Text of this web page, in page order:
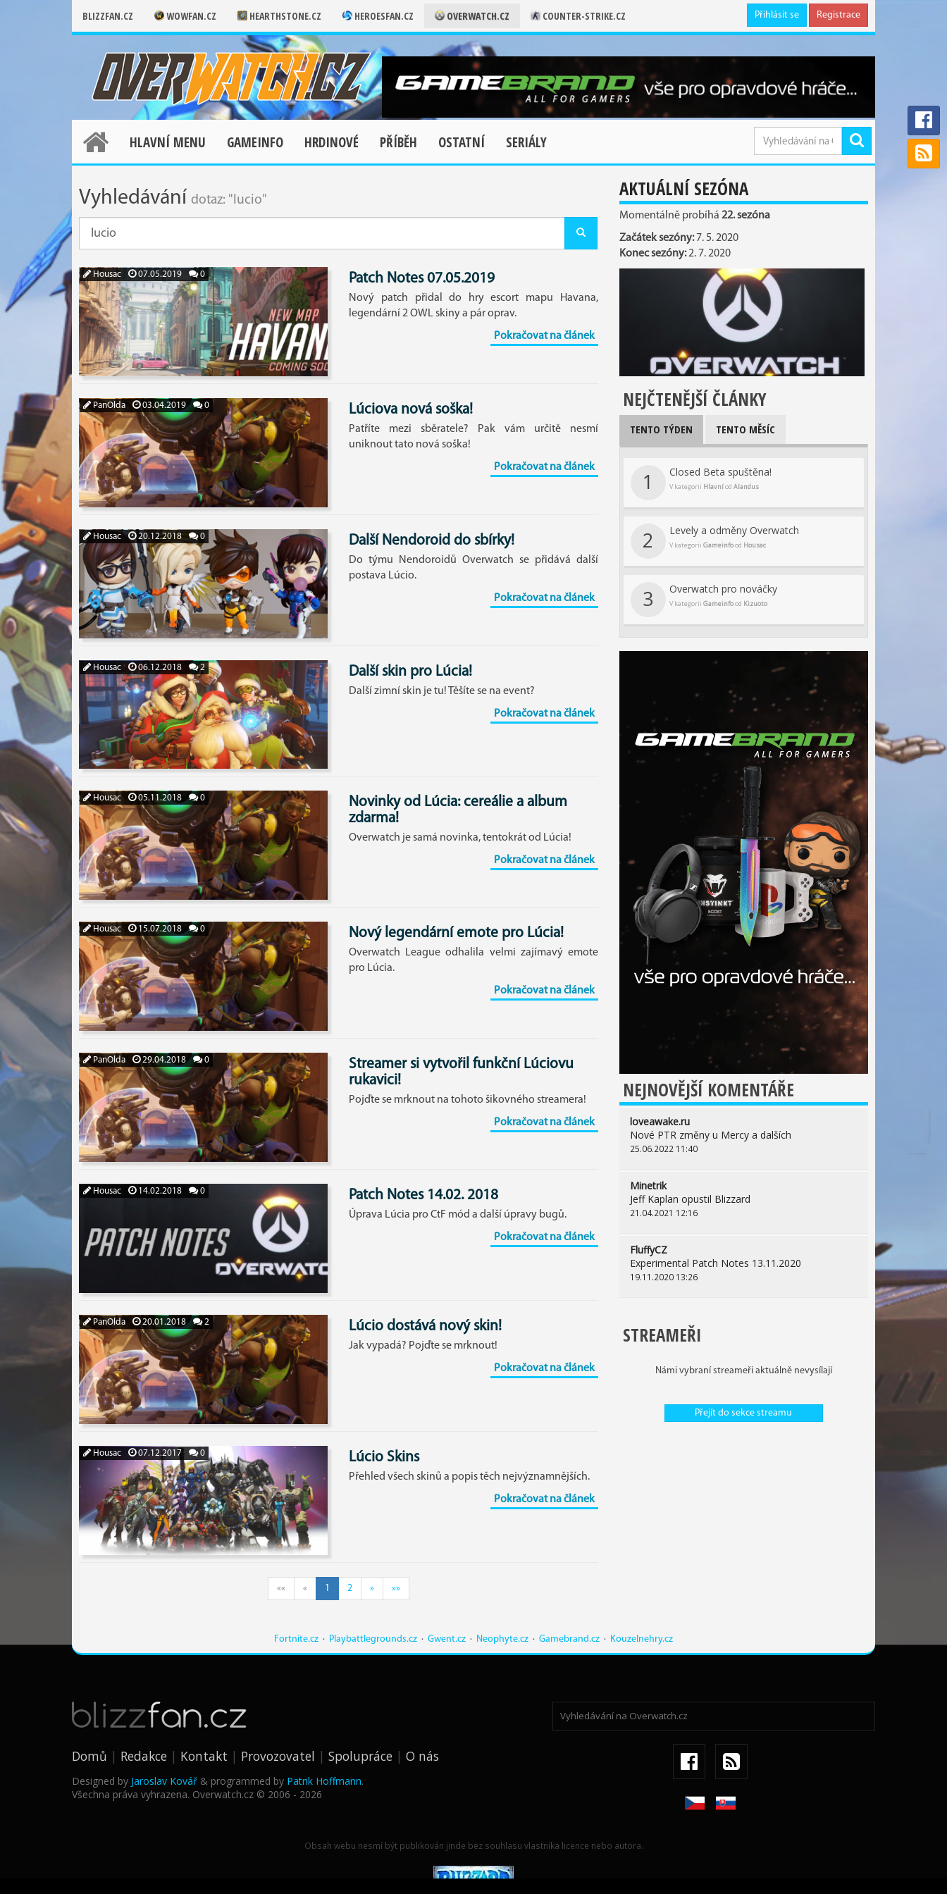
BLIZZFAN.CZ WOWFAN.CZ HEARTHSTONE.CZ HEROESFAN.CZ OVERWATCH.CZ COUNTER-STRIKE.CZ Přihlásit se Registrace
HLAVNÍ MENU GAMEINFO HRDINOVÉ PŘÍBĚH OSTATNÍ SERIÁLY
Vyhledávání dotaz: "lucio"
Housac 07.05.2019 0 Patch Notes 07.05.2019
Nový patch přidal do hry escort mapu Havana,
legendární 2 OWL skiny a pár oprav.
Pokračovat na článek
PanOlda 03.04.2019 0 Lúciova nová soška!
Patříte mezi sběratele? Pak vám určitě nesmí
uniknout tato nová soška!
Pokračovat na článek
Housac 20.12.2018 0 Další Nendoroid do sbírky!
Do týmu Nendoroidů Overwatch se přidává další
postava Lúcio.
Pokračovat na článek
Housac 06.12.2018 2 Další skin pro Lúcia!
Další zimní skin je tu! Těšíte se na event?
Pokračovat na článek
Housac 05.11.2018 0
Novinky od Lúcia: cereálie a album
zdarma!
Overwatch je samá novinka, tentokrát od Lúcia!
Pokračovat na článek
Housac 15.07.2018 0 Nový legendární emote pro Lúcia!
Overwatch League odhalila velmi zajímavý emote
pro Lúcia.
Pokračovat na článek
PanOlda 29.04.2018 0
Streamer si vytvořil funkční Lúciovu
rukavici!
Pojďte se mrknout na tohoto šikovného streamera!
Pokračovat na článek
Housac 14.02.2018 0 Patch Notes 14.02. 2018
Úprava Lúcia pro CtF mód a další úpravy bugů.
Pokračovat na článek
PanOlda 20.01.2018 2 Lúcio dostává nový skin!
Jak vypadá? Pojďte se mrknout!
Pokračovat na článek
Housac 07.12.2017 0 Lúcio Skins
Přehled všech skinů a popis těch nejvýznamnějších.
Pokračovat na článek
«« « 1 2 » »»
AKTUÁLNÍ SEZÓNA
Momentálně probíhá 22. sezóna
Začátek sezóny:7. 5. 2020
Konec sezóny:2. 7. 2020
NEJČTENĚJŠÍ ČLÁNKY
TENTO TÝDEN TENTO MĚSÍC
1 Closed Beta spuštěna!
V kategorii Hlavníod Alandus
2 Levely a odměny Overwatch
V kategorii Gameinfood Housac
3 Overwatch pro nováčky
V kategorii Gameinfood Kizuoto
NEJNOVĚJŠÍ KOMENTÁŘE
loveawake.ru
Nové PTR změny u Mercy a dalších
25.06.2022 11:40
Minetrik
Jeff Kaplan opustil Blizzard
21.04.2021 12:16
FluffyCZ
Experimental Patch Notes 13.11.2020
19.11.2020 13:26
STREAMEŘI
Námi vybraní streameři aktuálně nevysílají
Přejít do sekce streamu
Fortnite.cz · Playbattlegrounds.cz · Gwent.cz · Neophyte.cz · Gamebrand.cz · Kouzelnehry.cz
Domů Redakce Kontakt Provozovatel Spolupráce O nás
Designed by Jaroslav Kovář & programmed by Patrik Hoffmann.
Všechna práva vyhrazena. Overwatch.cz © 2006 - 2026
Obsah webu nesmí být publikován jinde bez souhlasu vlastníka licence nebo autora.